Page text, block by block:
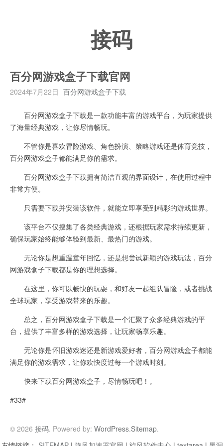
接码
百分网游戏盒子下载官网
2024年7月22日 百分网游戏盒子下载
百分网游戏盒子下载是一款功能丰富的游戏平台，为玩家提供
了海量经典游戏，让你尽情畅玩。
不管你是喜欢冒险游戏、角色扮演、策略游戏还是体育竞技，
百分网游戏盒子都能满足你的需求。
百分网游戏盒子下载拥有简洁直观的界面设计，在使用过程中
非常方便。
只需要下载并安装该软件，就能立即享受到精彩的游戏世界。
该平台不仅搜集了各类经典游戏，还根据玩家需求持续更新，
确保玩家始终能够体验到最新、最热门的游戏。
无论你是想重温童年回忆，还是想尝试新颖的游戏玩法，百分
网游戏盒子下载都是你的理想选择。
在这里，你可以畅快的玩耍，和好友一起组队冒险，或者挑战
全球玩家，享受游戏带来的乐趣。
总之，百分网游戏盒子下载是一个汇聚了众多经典游戏的平
台，提供了丰富多样的游戏选择，让玩家畅享乐趣。
无论你是怀旧游戏迷还是新游戏爱好者，百分网游戏盒子都能
满足你的游戏需求，让你欢快度过每一个游戏时刻。
快来下载百分网游戏盒子，尽情畅玩吧！。
#33#
© 2026 接码. Powered by: WordPress.Sitemap.